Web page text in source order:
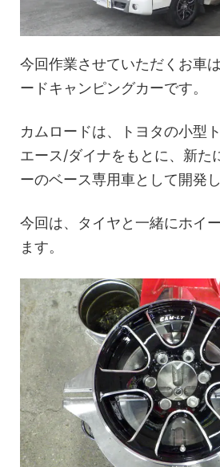
今回作業させていただくお車
ードキャンピングカーです。
カムロードは、トヨタの小型
エース/ダイナをもとに、新た
ーのベース専用車として開発し
今回は、タイヤと一緒にホイ
ます。